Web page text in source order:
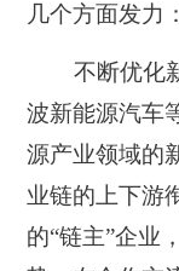
几个方面发力：
不断优化
波新能源汽车
源产业领域的
业链的上下游
的“链主”企业